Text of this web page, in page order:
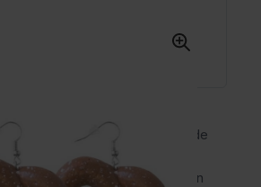
zijn een vrolijke en opvallende
Oktoberfest outfit. Deze
de vorm van een pretzel geven